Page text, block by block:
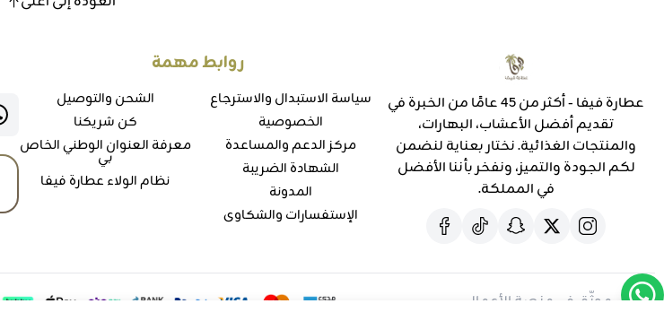
عطارة فيفا - أكثر من 45 عامًا من الخبرة في
تقديم أفضل الأعشاب، البهارات،
والمنتجات الغذائية. نختار بعناية لنضمن
لكم الجودة والتميز، ونفخر بأننا الأفضل
في المملكة.
روابط مهمة
سياسة الاستبدال والاسترجاع
الخصوصية
مركز الدعم والمساعدة
الشهادة الضريبة
المدونة
الإستفسارات والشكاوي
الشحن والتوصيل
كن شريكنا
معرفة العنوان الوطني الخاص
بي
نظام الولاء عطارة فيفا
موثّق في منصة الأعمال